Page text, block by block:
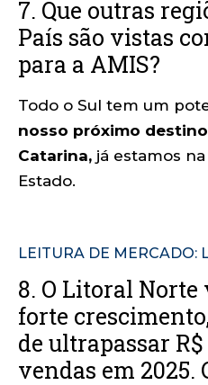
7. Que outras
País são vistas
para a AMIS?
Todo o Sul tem um
nosso próximo
Catarina, já estamos
Estado.
LEITURA DE MERCADO:
8. O Litoral
forte
de ultrapassar
vendas em 2025.